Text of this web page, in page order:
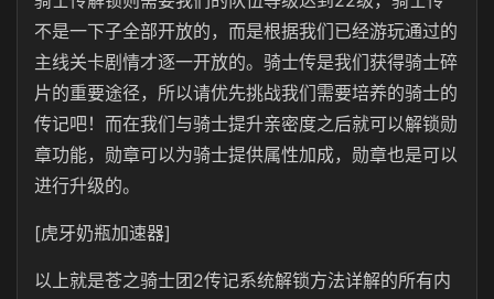
不是一下子全部开放的，而是根据我们已经游玩通过的
主线关卡剧情才逐一开放的。骑士传是我们获得骑士碎
片的重要途径，所以请优先挑战我们需要培养的骑士的
传记吧！而在我们与骑士提升亲密度之后就可以解锁勋
章功能，勋章可以为骑士提供属性加成，勋章也是可以
进行升级的。
[虎牙奶瓶加速器]
以上就是苍之骑士团2传记系统解锁方法详解的所有内